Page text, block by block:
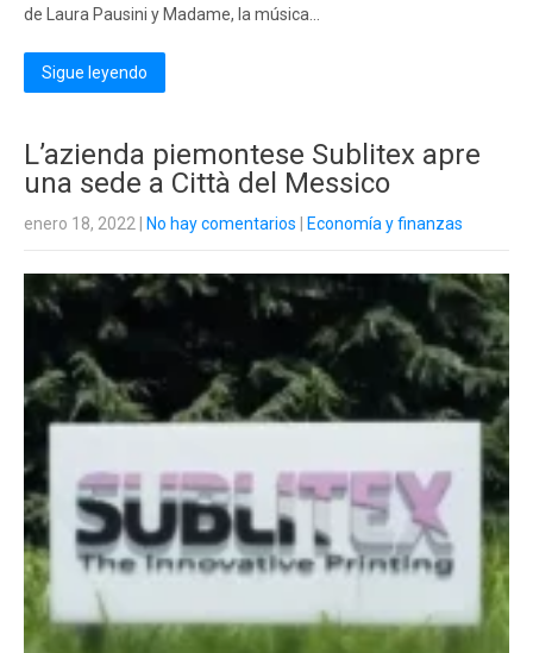
de Laura Pausini y Madame, la música...
Sigue leyendo
L’azienda piemontese Sublitex apre
una sede a Città del Messico
enero 18, 2022 No hay comentarios Economía y finanzas